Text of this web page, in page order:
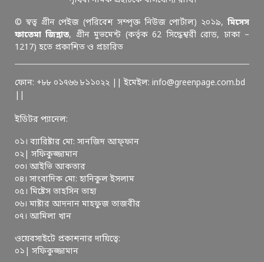
© স্বত্ব গ্রীন পেইজ (পরিবেশ সম্পৃক্ত নিউজ পোর্টাল) ২০১৯, মিসেস
ফাতেমা জিন্নাত, গ্রীন মুভমেন্ট (কর্তৃক 62 সিদ্ধেশ্বরী রোড, ঢাকা –
1217) হতে প্রকাশিত ও প্রচারিত
ফোন: +৮৮ ০১৭৬৬ ৮১১০২২ || ইমেইল: info@greenpage.com.bd
ইডিটর প্যানেল:
০১। ব্যারিষ্টার মো: সানজিদ আফ্ফান
০২| সফিকুজ্জামান
০৩। আইভি আকতার
০৪। সাংবাদিক মো: হানিকুল ইসলাম
০৫। মিষ্টেস তাহসিন তাহা
০৬। মাষ্টার আদনান মাহফুজ তাজবীর
০৭। আমিলা খান
ওয়েবসাইটে প্রকাশনার দায়িত্বে:
০১| সফিকুজ্জামান